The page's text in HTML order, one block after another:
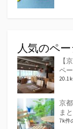
人気のペ
【
ペ
京
ま
7k件